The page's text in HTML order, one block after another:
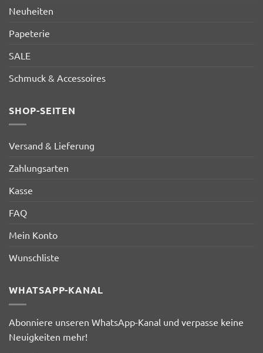
Neuheiten
Papeterie
SALE
Schmuck & Accessoires
SHOP-SEITEN
Versand & Lieferung
Zahlungsarten
Kasse
FAQ
Mein Konto
Wunschliste
WHATSAPP-KANAL
Abonniere unseren WhatsApp-Kanal und verpasse keine
Neuigkeiten mehr!